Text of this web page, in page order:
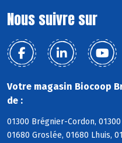
Nous suivre sur
Votre magasin Biocoop
de :
01300 Brégnier-Cordon,
01680 Groslée, 01680 Lhuis,